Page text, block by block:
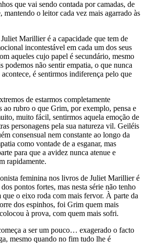
que vai sendo contada por camadas, de
o leitor cada vez mais agarrado às
Marillier é a capacidade que tem de
incontestável em cada um dos seus
aqueles cujo papel é secundário, mesmo
podemos não sentir empatia, o que nunca
é sentirmos indiferença pelo que
de estarmos completamente
ao rubro o que Grim, por exemplo, pensa e
muito fácil, sentirmos aquela emoção de
personagens pela sua natureza vil. Geiléis
consensual nem constante ao longo da
como vontade de a esganar, mas
para que a avidez nunca atenue e
rapidamente.
feminina nos livros de Juliet Marillier é
pontos fortes, mas nesta série não tenho
o eixo roda com mais fervor. À parte da
dos espinhos, foi Grim quem mais
à prova, com quem mais sofri.
a ser um pouco… exagerado o facto
mesmo quando no fim tudo lhe é